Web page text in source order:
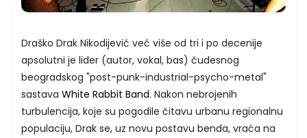
Draško Drak Nikodijević već više od tri i po decenije
apsolutni je lider (autor, vokal, bas) čudesnog
beogradskog "post-punk-industrial-psycho-metal"
sastava White Rabbit Band. Nakon nebrojenih
turbulencija, koje su pogodile čitavu urbanu regionalnu
populaciju, Drak se, uz novu postavu benda, vraća na